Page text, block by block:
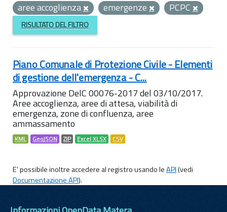
aree accoglienza
emergenze PCPC
RISULTATO DEL FILTRO
Piano Comunale di Protezione Civile - Elementi
di gestione dell'emergenza - C...
Approvazione DelC 00076-2017 del 03/10/2017.
Aree accoglienza, aree di attesa, viabilità di
emergenza, zone di confluenza, aree
ammassamento
KML GeoJSON ZIP Excel XLSX CSV
E' possibile inoltre accedere al registro usando leAPI(vedi
Documentazione API).